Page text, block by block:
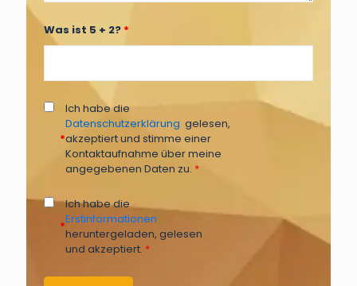
Was ist 5 + 2? *
*
Ich habe die
Datenschutzerklärung gelesen,
akzeptiert und stimme einer
Kontaktaufnahme über meine
angegebenen Daten zu. *
*
Ich habe die
Erstinformationen
heruntergeladen, gelesen
und akzeptiert. *